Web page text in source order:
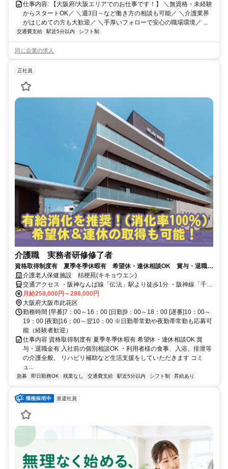
仕事内容: 【大阪府/大阪エリアでのお仕事です！】 ＼無資格・未経験
からスタートOK／ ＼週3日～など働き方の相談も可能／ ＼介護業界
がはじめての方も大歓迎／ ＼手厚いフォローで安心の職場環境／ ...
交通費支給 駅近5分以内 シフト制
同じ企業の求人
正社員
介護職 実務者研修修了者
資格取得制度有 夏季冬季休暇有 希望休・連休相談OK 賞与・退職金
有 入社前の個別相談OK
介護老人保健施設 桔梗苑(キキョウエン)
交通アクセス ・阪神なんば線「伝法」駅より徒歩1分 ・阪神線「千鳥
橋」駅より徒歩8分 ・阪神線「尼崎」駅より電車で15分 ・阪神線
「大阪難波」駅より電車で12分
月給258,000円～288,000円
大阪府大阪市此花区
勤務時間 [早番]7：00～16：00 [日勤]9：00～18：00 [遅番]10：00～
19：00 [夜勤]16：00～翌10：00 ※日勤帯常勤や夜勤帯常勤も応募可
能（経験者歓迎）
仕事内容 資格取得制度有 夏季冬季休暇有 希望休・連休相談OK 賞
与・退職金有 入社前の個別相談OK ・利用者様の食事、入浴、排泄等
の介護全般、 リハビリ補助など生活支援をしていただきます コミ
ュ...
急募 即日勤務OK 残業なし 交通費支給 駅近5分以内 シフト制 昇給あり
派遣社員